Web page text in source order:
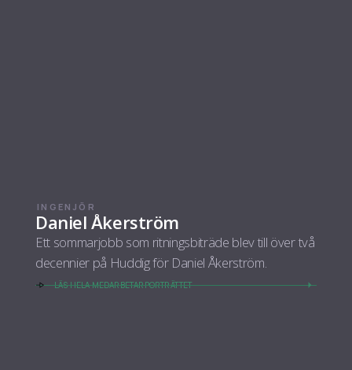
INGENJÖR
Daniel Åkerström
Ett sommarjobb som ritningsbiträde blev till över två
decennier på Huddig för Daniel Åkerström.
LÄS HELA MEDARBETARPORTRÄTTET